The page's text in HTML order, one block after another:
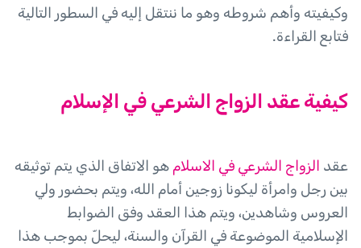
وكيفيته وأهم شروطه وهو ما ننتقل إليه في السطور التالية
فتابع القراءة.
كيفية عقد الزواج الشرعي في الإسلام
عقد الزواج الشرعي في الاسلام هو الاتفاق الذي يتم توثيقه
بين رجل وامرأة ليكونا زوجين أمام الله، ويتم بحضور ولي
العروس وشاهدين، ويتم هذا العقد وفق الضوابط
الإسلامية الموضوعة في القرآن والسنة، ليحلّ بموجب هذا